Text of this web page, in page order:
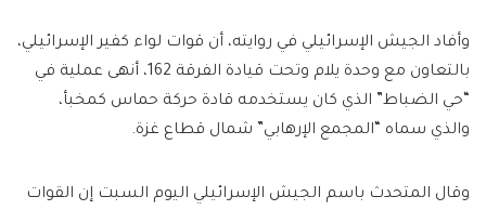
وأفاد الجيش الإسرائيلي في روايته، أن قوات لواء كفير الإسرائيلي،
بالتعاون مع وحدة يلام وتحت قيادة الفرقة 162، أنهى عملية في
“حي الضباط” الذي كان يستخدمه قادة حركة حماس كمخبأ،
والذي سماه “المجمع الإرهابي” شمال قطاع غزة.
وقال المتحدث باسم الجيش الإسرائيلي اليوم السبت إن القوات